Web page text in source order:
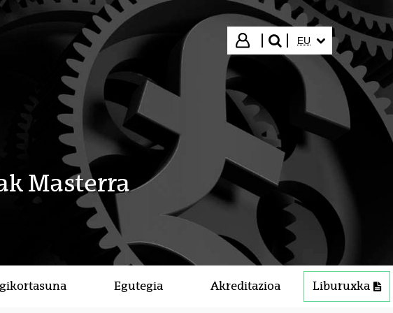
Hasi saioa
bilatu"
HIZKUNTZA
EU
Masterra
Egutegia Akreditazioa Liburuxka